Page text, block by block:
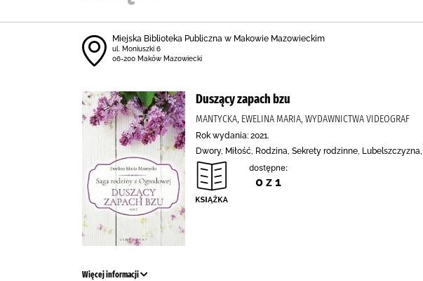
Miejska Biblioteka Publiczna w Makowie Mazowieckim
ul. Moniuszki 6
06-200 Maków Mazowiecki
Duszący zapach bzu
MANTYCKA, EWELINA MARIA, WYDAWNICTWA VIDEOGRAF
Rok wydania: 2021.
Dwory, Miłość, Rodzina, Sekrety rodzinne,
dostępne:
0 z 1
Więcej informacji